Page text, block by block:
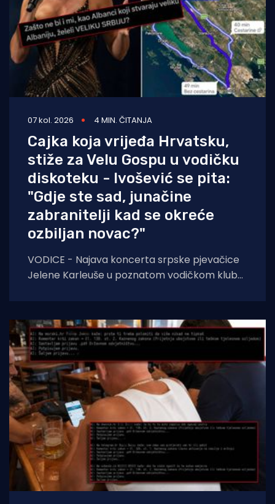
07 kol. 2026 4 MIN. ČITANJA
Cajka koja vrijeđa Hrvatsku,
stiže za Velu Gospu u vodičku
diskoteku - Ivošević se pita:
"Gdje ste sad, junačine
zabranitelji kad se okreće
ozbiljan novac?"
VODICE - Najava koncerta srpske pjevačice
Jelene Karleuše u poznatom vodičkom klubu